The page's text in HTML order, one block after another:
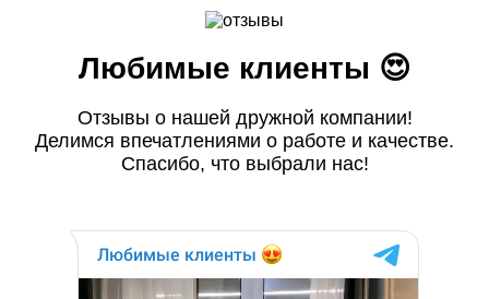
Любимые клиенты 😍
Отзывы о нашей дружной компании!
Делимся впечатлениями о работе и качестве.
Спасибо, что выбрали нас!